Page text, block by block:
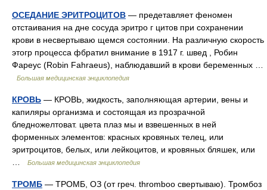
ОСЕДАНИЕ ЭРИТРОЦИТОВ — предетавляет феномен
отстаивания на дне сосуда эритро г цитов при сохранении
крови в несвертываю щемся состоянии. На различную скорость
этогр процесса фбратил внимание в 1917 г. швед , Робин
Фареус (Robin Fahraeus), наблюдавший в крови беременных …
Большая медицинская энциклопедия
КРОВЬ — КРОВЬ, жидкость, заполняющая артерии, вены и
капиляры организма и состоящая из прозрачной
бледножелтоват. цвета плаз мы и взвешенных в ней
форменных элементов: красных кровяных телец, или
эритроцитов, белых, или лейкоцитов, и кровяных бляшек, или
…
Большая медицинская энциклопедия
ТРОМБ — ТРОМБ, ОЗ (от греч. thromboo свертываю). Тромбоз